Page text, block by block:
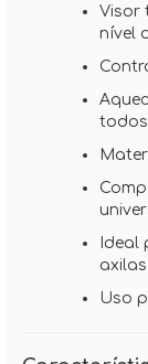
Visor
nível
todos
Ideal
Uso